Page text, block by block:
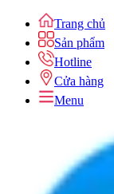
Trang chủ
Sản phẩm
Hotline
Cửa hàng
Menu